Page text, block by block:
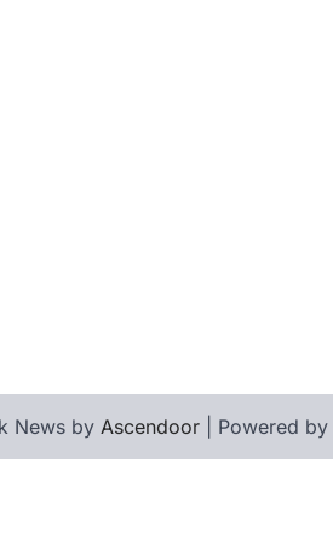
News by Ascendoor | Powered by